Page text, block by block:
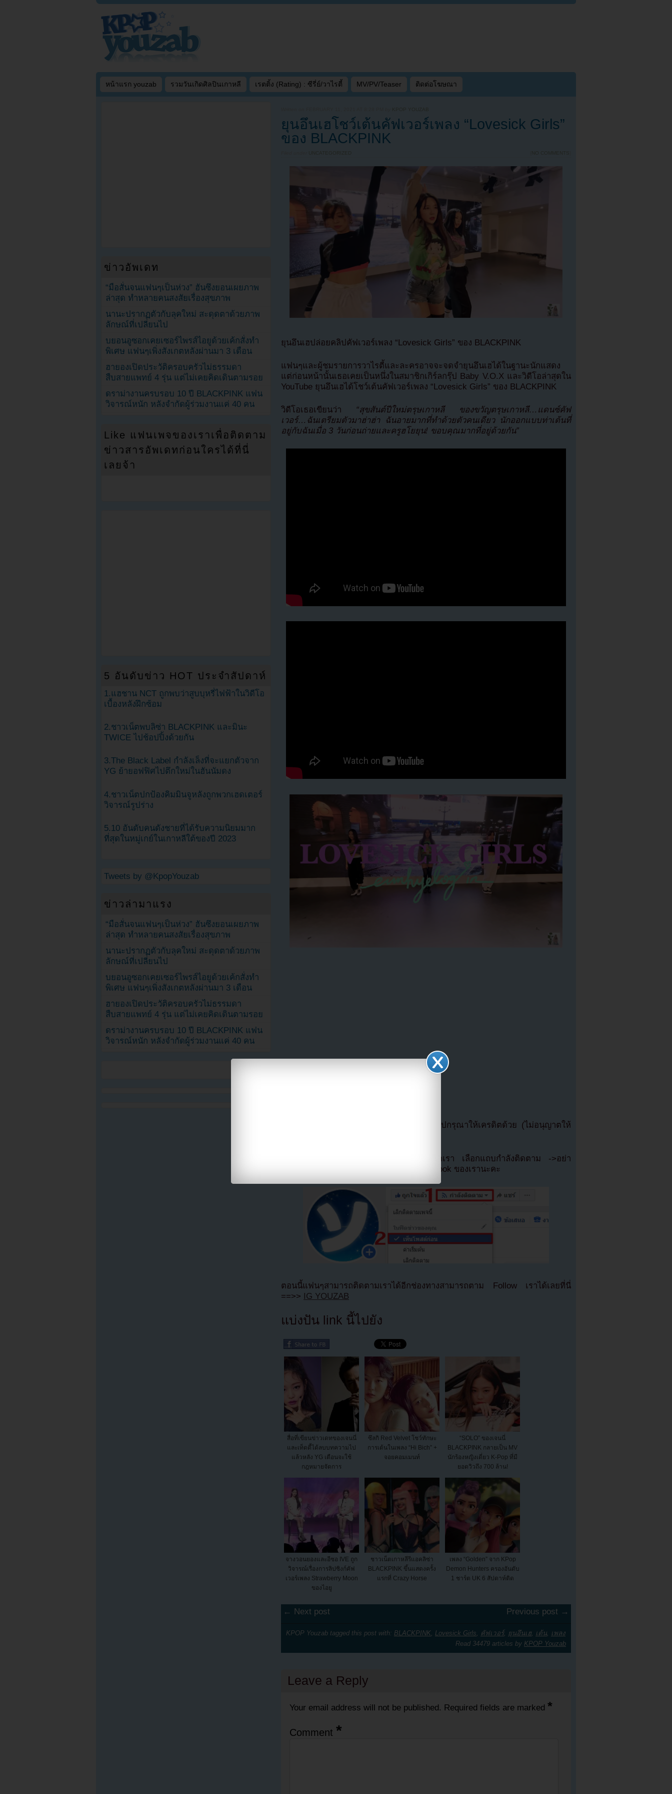
หน้าแรก youzab รวมวันเกิดศิลปินเกาหลี เรตติ้ง (Rating) : ซีรี่ย์/วาไรตี้ MV/PV/Teaser ติดต่อโฆษณา
KPOP YOUZAB
ยุนอึนเฮโชว์เต้นคัฟเวอร์เพลง “Lovesick Girls”
ของ BLACKPINK
UNCATEGORIZED NO COMMENTS
ยุนอึนเฮปล่อยคลิปคัฟเวอร์เพลง “Lovesick Girls” ของ BLACKPINK
แฟนๆและผู้ชมรายการวาไรตี้และละครอาจจะจดจำยุนอึนเฮได้ในฐานะนักแสดง
แต่ก่อนหน้านั้นเธอเคยเป็นหนึ่งในสมาชิกเกิร์ลกรุ๊ป Baby V.O.X และวิดีโอล่าสุดใน
YouTube ยุนอึนเฮได้โชว์เต้นคัฟเวอร์เพลง “Lovesick Girls” ของ BLACKPINK
วิดีโอเธอเขียนว่า “สุขสันต์ปีใหม่ตรุษเกาหลี ของขวัญตรุษเกาหลี…แดนซ์คัฟ
เวอร์…ฉันเตรียมตัวมาฮ่าฮ่า ฉันอายมากที่ทำด้วยตัวคนเดียว นักออกแบบท่าเต้นที่
อยู่กับฉันเมื่อ 3 วันก่อนถ่ายและครูฮโยยุน! ขอบคุณมากที่อยู่ด้วยกัน”
หากนำออกไปกรุณาให้เครดิตด้วย (ไม่อนุญาตให้
หากไม่ต้องการพลาดข่าวสารอย่างรวดเร็วจากเรา เลือกแถบกำลังติดตาม ->อย่า
เลือกเห็นโพสต์ก่อนของเพจ Facebook ของเรานะคะ
ตอนนี้แฟนๆสามารถติดตามเราได้อีกช่องทางสามารถตาม Follow เราได้เลยที่นี่
==>> IG YOUZAB
แบ่งปัน link นี้ไปยัง
สื่อที่เขียนข่าวเดทของเจนนี่
และเท็ดดี้ได้ลบบทความไป
แล้วหลัง YG เตือนจะใช้
กฎหมายจัดการ
ซึลกิ Red Velvet โชว์ทักษะ
การเต้นในเพลง “Hi Bich” +
จอยคอมเมนท์
“SOLO” ของเจนนี่
BLACKPINK กลายเป็น MV
นักร้องหญิงเดี่ยว K-Pop ที่มี
ยอดวิวถึง 700 ล้าน!
จางวอนยองและอีซอ IVE ถูก
วิจารณ์เรื่องการลิปซิงก์คัฟ
เวอร์เพลง Strawberry Moon
ของไอยู
ชาวเน็ตเกาหลีรีแอคลิซ่า
BLACKPINK ขึ้นแสดงครั้ง
แรกที่ Crazy Horse
เพลง “Golden” จาก KPop
Demon Hunters ครองอันดับ
1 ชาร์ต UK 6 สัปดาห์ติด
← Next post Previous post →
KPOP Youzab tagged this post with: BLACKPINK Lovesick Girls คัฟเวอร์, ยุนอึนเฮ เต้น
เพลง
Read 34479 articles by KPOP Youzab
Leave a Reply
Your email address will not be published. Required fields are marked *
Comment *
ข่าวอัพเดท
“มือสั่นจนแฟนๆเป็นห่วง” ฮันซึงยอนเผยภาพ
ล่าสุด ทำหลายคนสงสัยเรื่องสุขภาพ
นานะปรากฏตัวกับลุคใหม่ สะดุดตาด้วยภาพ
ลักษณ์ที่เปลี่ยนไป
บยอนอูซอกเคยเซอร์ไพรส์ไอยูด้วยเค้กสั่งทำ
พิเศษ แฟนๆเพิ่งสังเกตหลังผ่านมา 3 เดือน
ฮายองเปิดประวัติครอบครัวไม่ธรรมดา
สืบสายแพทย์ 4 รุ่น แต่ไม่เคยคิดเดินตามรอย
ดราม่างานครบรอบ 10 ปี BLACKPINK แฟน
วิจารณ์หนัก หลังจำกัดผู้ร่วมงานแค่ 40 คน
Like แฟนเพจของเราเพื่อติดตาม
ข่าวสารอัพเดทก่อนใครได้ที่นี่
เลยจ้า
5 อันดับข่าว HOT ประจำสัปดาห์
1.แฮชาน NCT ถูกพบว่าสูบบุหรี่ไฟฟ้าในวิดีโอ
เบื้องหลังฝึกซ้อม
2.ชาวเน็ตพบลิซ่า BLACKPINK และมินะ
TWICE ไปช้อปปิ้งด้วยกัน
3.The Black Label กำลังเล็งที่จะแยกตัวจาก
YG ย้ายอฟฟิศไปตึกใหม่ในฮันนัมดง
4.ชาวเน็ตปกป้องคิมมินจูหลังถูกพวกเฮดเตอร์
วิจารณ์รูปร่าง
5.10 อันดับคนดังชายที่ได้รับความนิยมมาก
ที่สุดในหมู่เกย์ในเกาหลีใต้ของปี 2023
Tweets by @KpopYouzab
ข่าวล่ามาแรง
“มือสั่นจนแฟนๆเป็นห่วง” ฮันซึงยอนเผยภาพ
ล่าสุด ทำหลายคนสงสัยเรื่องสุขภาพ
นานะปรากฏตัวกับลุคใหม่ สะดุดตาด้วยภาพ
ลักษณ์ที่เปลี่ยนไป
บยอนอูซอกเคยเซอร์ไพรส์ไอยูด้วยเค้กสั่งทำ
พิเศษ แฟนๆเพิ่งสังเกตหลังผ่านมา 3 เดือน
ฮายองเปิดประวัติครอบครัวไม่ธรรมดา
สืบสายแพทย์ 4 รุ่น แต่ไม่เคยคิดเดินตามรอย
ดราม่างานครบรอบ 10 ปี BLACKPINK แฟน
วิจารณ์หนัก หลังจำกัดผู้ร่วมงานแค่ 40 คน